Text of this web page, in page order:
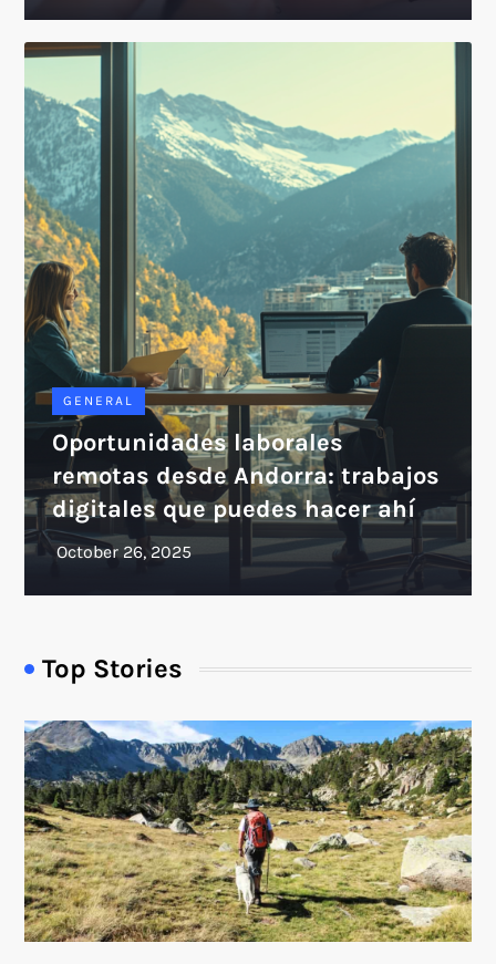
GENERAL
Oportunidades laborales
remotas desde Andorra: trabajos
digitales que puedes hacer ahí
Top Stories